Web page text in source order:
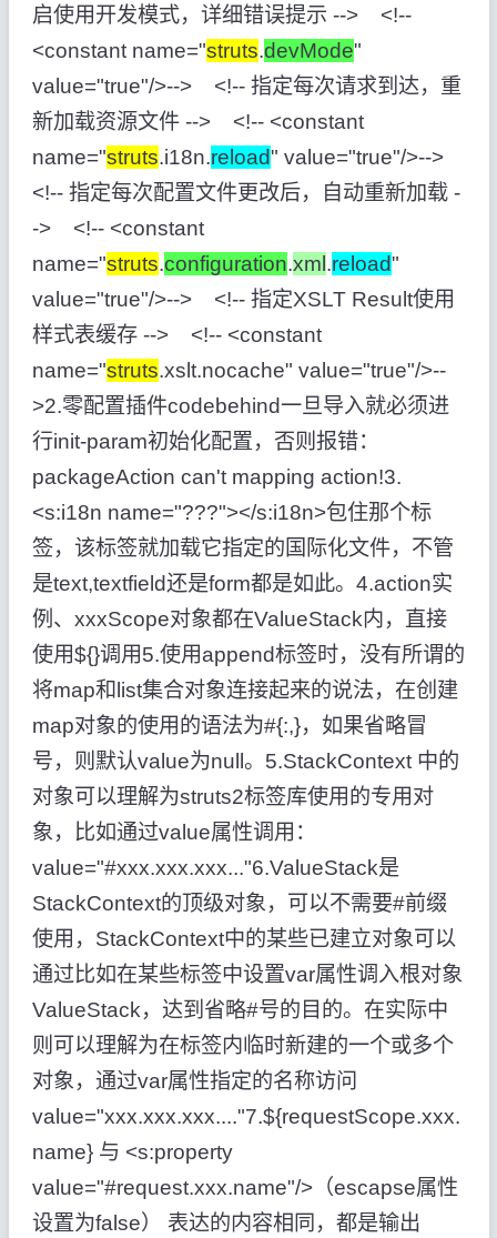
启使用开发模式，详细错误提示 --> <!--
<constant name="struts.devMode"
value="true"/>--> <!-- 指定每次请求到达，重
新加载资源文件 --> <!-- <constant
name="struts.i18n.reload" value="true"/>-->
<!-- 指定每次配置文件更改后，自动重新加载 -
-> <!-- <constant
name="struts.configuration.xml .reload"
value="true"/>--> <!-- 指定XSLT Result使用
样式表缓存 --> <!-- <constant
name="struts.xslt.nocache" value="true"/>--
>2.零配置插件codebehind一旦导入就必须进
行init-param初始化配置，否则报错：
packageAction can't mapping action!3.
<s:i18n name="???"></s:i18n>包住那个标
签，该标签就加载它指定的国际化文件，不管
是text,textfield还是form都是如此。4.action实
例、xxxScope对象都在ValueStack内，直接
使用${}调用5.使用append标签时，没有所谓的
将map和list集合对象连接起来的说法，在创建
map对象的使用的语法为#{:,}，如果省略冒
号，则默认value为null。5.StackContext 中的
对象可以理解为struts2标签库使用的专用对
象，比如通过value属性调用：
value="#xxx.xxx.xxx..."6.ValueStack是
StackContext的顶级对象，可以不需要#前缀
使用，StackContext中的某些已建立对象可以
通过比如在某些标签中设置var属性调入根对象
ValueStack，达到省略#号的目的。在实际中
则可以理解为在标签内临时新建的一个或多个
对象，通过var属性指定的名称访问
value="xxx.xxx.xxx...."7.${requestScope.xxx.
name} 与 <s:property
value="#request.xxx.name"/>（escapse属性
设置为false） 表达的内容相同，都是输出